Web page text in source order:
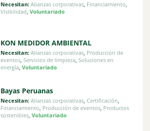
Necesitan: Alianzas corporativas, Financiamiento,
Visibilidad, Voluntariado
KON MEDIDOR AMBIENTAL
Necesitan: Alianzas corporativas, Producción de
eventos, Servicios de limpieza, Soluciones en
energía, Voluntariado
Bayas Peruanas
Necesitan: Alianzas corporativas, Certificación,
Financiamiento, Producción de eventos, Productos
sostenibles, Voluntariado